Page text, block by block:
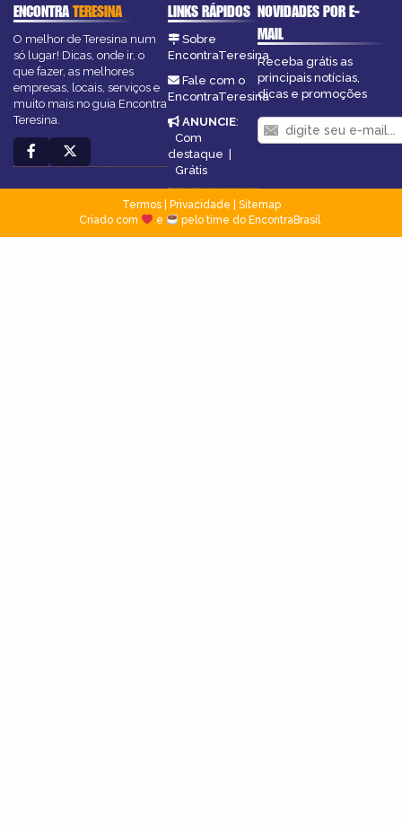
ENCONTRATERESINA
O melhor de Teresina num
só lugar! Dicas, onde ir, o
que fazer, as melhores
empresas, locais, serviços e
muito mais no guia Encontra
Teresina.
LINKS RÁPIDOS
Sobre
EncontraTeresina
Fale com o
EncontraTeresina
ANUNCIE:
Com
destaque |
Grátis
NOVIDADES POR E-
MAIL
Receba grátis as
principais notícias,
dicas e promoções
Termos| Privacidade
Sitemap
Criado com
e pelo time do EncontraBrasil